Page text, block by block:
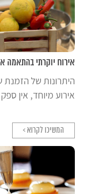
אירוח יוקרתי בהתאמה
היתרונות של
אירוע מיוחד, אין
המשיכו לקרוא >